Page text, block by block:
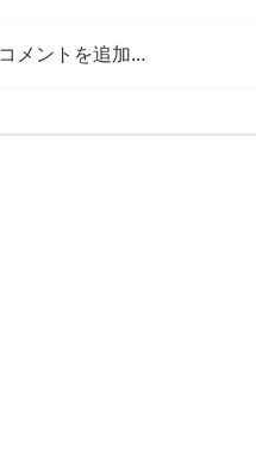
コメントを追加…